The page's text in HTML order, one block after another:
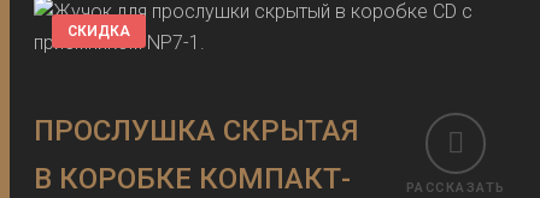
СКИДКА
РАССКАЗАТЬ
ПРОСЛУШКА СКРЫТАЯ
В КОРОБКЕ КОМПАКТ-